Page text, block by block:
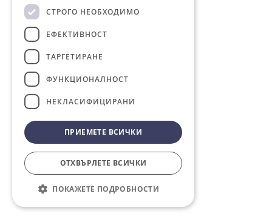
СТРОГО НЕОБХОДИМО
ЕФЕКТИВНОСТ
ТАРГЕТИРАНЕ
ФУНКЦИОНАЛНОСТ
НЕКЛАСИФИЦИРАНИ
ПРИЕМЕТЕ ВСИЧКИ
ОТХВЪРЛЕТЕ ВСИЧКИ
ПОКАЖЕТЕ ПОДРОБНОСТИ